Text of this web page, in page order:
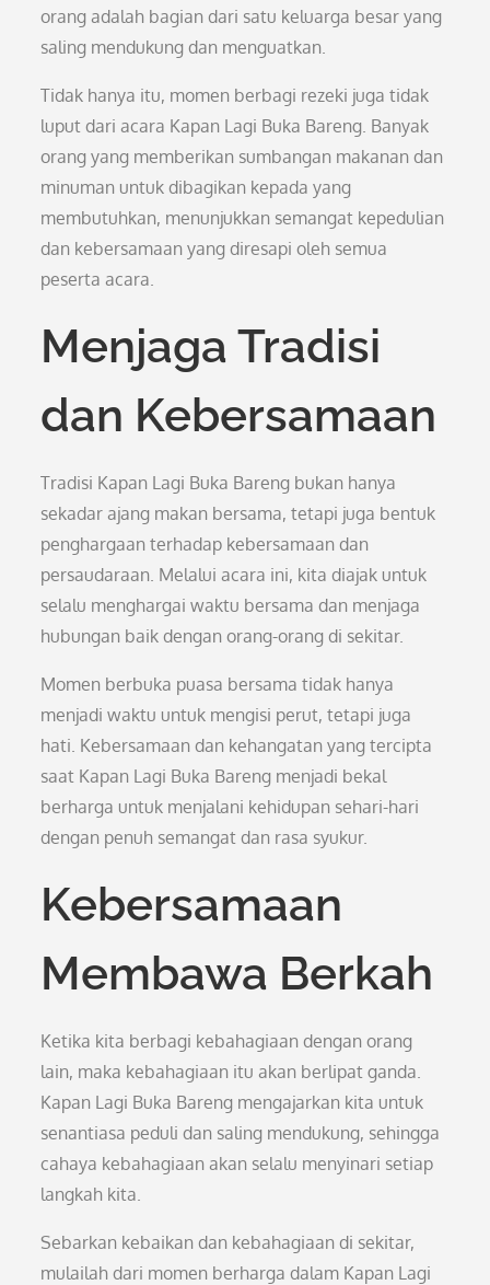
orang adalah bagian dari satu keluarga besar yang
saling mendukung dan menguatkan.
Tidak hanya itu, momen berbagi rezeki juga tidak
luput dari acara Kapan Lagi Buka Bareng. Banyak
orang yang memberikan sumbangan makanan dan
minuman untuk dibagikan kepada yang
membutuhkan, menunjukkan semangat kepedulian
dan kebersamaan yang diresapi oleh semua
peserta acara.
Menjaga Tradisi
dan Kebersamaan
Tradisi Kapan Lagi Buka Bareng bukan hanya
sekadar ajang makan bersama, tetapi juga bentuk
penghargaan terhadap kebersamaan dan
persaudaraan. Melalui acara ini, kita diajak untuk
selalu menghargai waktu bersama dan menjaga
hubungan baik dengan orang-orang di sekitar.
Momen berbuka puasa bersama tidak hanya
menjadi waktu untuk mengisi perut, tetapi juga
hati. Kebersamaan dan kehangatan yang tercipta
saat Kapan Lagi Buka Bareng menjadi bekal
berharga untuk menjalani kehidupan sehari-hari
dengan penuh semangat dan rasa syukur.
Kebersamaan
Membawa Berkah
Ketika kita berbagi kebahagiaan dengan orang
lain, maka kebahagiaan itu akan berlipat ganda.
Kapan Lagi Buka Bareng mengajarkan kita untuk
senantiasa peduli dan saling mendukung, sehingga
cahaya kebahagiaan akan selalu menyinari setiap
langkah kita.
Sebarkan kebaikan dan kebahagiaan di sekitar,
mulailah dari momen berharga dalam Kapan Lagi